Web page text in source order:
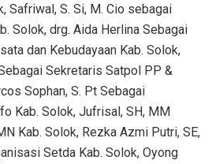
Safriwal, S. Si, M. Cio sebagai
Solok, drg. Aida Herlina Sebagai
dan Kebudayaan Kab. Solok,
Sekretaris Satpol PP &
Sophan, S. Pt Sebagai
Kab. Solok, Jufrisal, SH, MM
Kab. Solok, Rezka Azmi Putri, SE,
Setda Kab. Solok, Oyong